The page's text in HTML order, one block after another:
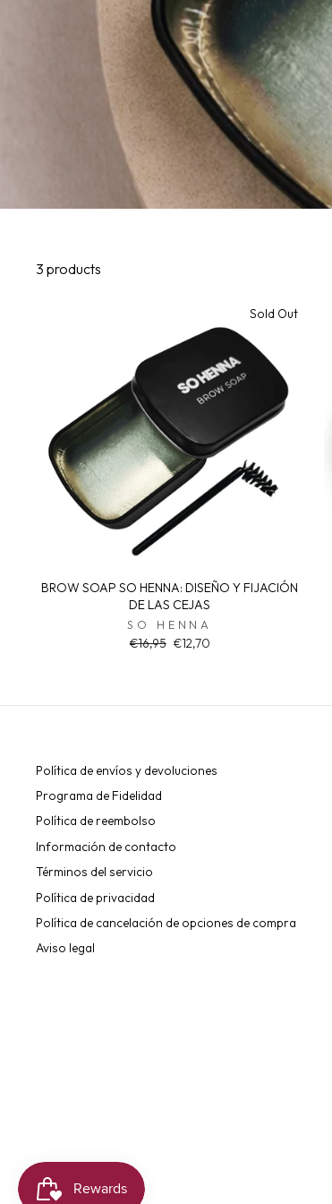
3 products
Sold Out
BROW SOAP SO HENNA: DISEÑO Y FIJACIÓN
DE LAS CEJAS
SO HENNA
Regular
€16,95 Sale
€12,70
Política de envíos y devoluciones
Programa de Fidelidad
Política de reembolso
Información de contacto
Términos del servicio
Política de privacidad
Política de cancelación de opciones de compra
Aviso legal